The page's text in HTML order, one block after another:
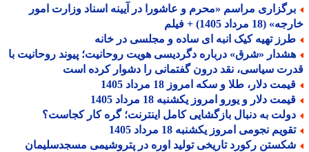
مراسم «محرم و عاشورا در آیینه اسناد وزارت امور
مرداد 1405) + فیلم
تهیه کیک انبه ای ساده و مجلسی در خانه
«شرق» درباره دگردیسی هویت روحانیت؛ پیوند روحانیت با
سیاسی، نقد درون گفتمانی را دشوار کرده است
دلار، طلا و سکه امروز 18 مرداد 1405
دلار و یورو امروز یکشنبه 18 مرداد 1405
به دنبال بازگشایی کامل اینترنت؛ گره کار کجاست؟
نجومی امروز یکشنبه 18 مرداد 1405
رکورد تاریخی تولید اوره در پتروشیمی مسجدسلیمان